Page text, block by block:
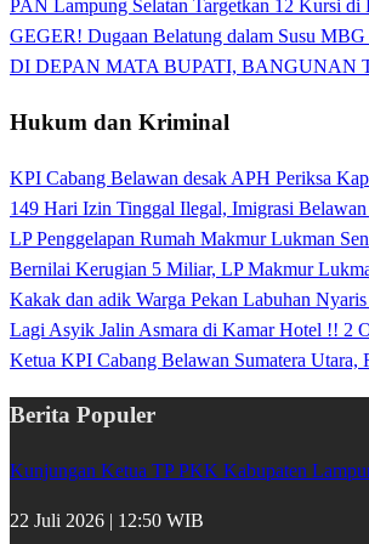
PAN Lampung Selatan Targetkan 12 Kursi di
GEGER! Dugaan Belatung dalam Susu
DI DEPAN MATA BUPATI, BANGUNAN
Hukum dan Kriminal
KPI Cabang Belawan desak APH Periksa
149 Hari Izin Tinggal Ilegal, Imigrasi
LP Penggelapan Rumah Makmur Lukman
Bernilai Kerugian 5 Miliar, LP Makmur
Kakak dan adik Warga Pekan Labuhan
Lagi Asyik Jalin Asmara di Kamar Hotel !! 2
Ketua KPI Cabang Belawan Sumatera
Berita Populer
Kunjungan Ketua TP PKK Kabupaten
22 Juli 2026 | 12:50 WIB